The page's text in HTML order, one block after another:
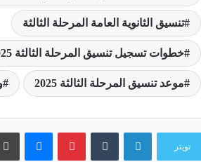
تنسيق الثانوية العامة المرحلة الثالثة
خطوات تسجيل تنسيق المرحلة الثالثة 2025
موعد تنسيق المرحلة الثالثة 2025
تويتر
لينكدإن بينتيريست